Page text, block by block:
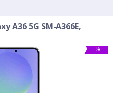
A36 5G SM-A366E,
%